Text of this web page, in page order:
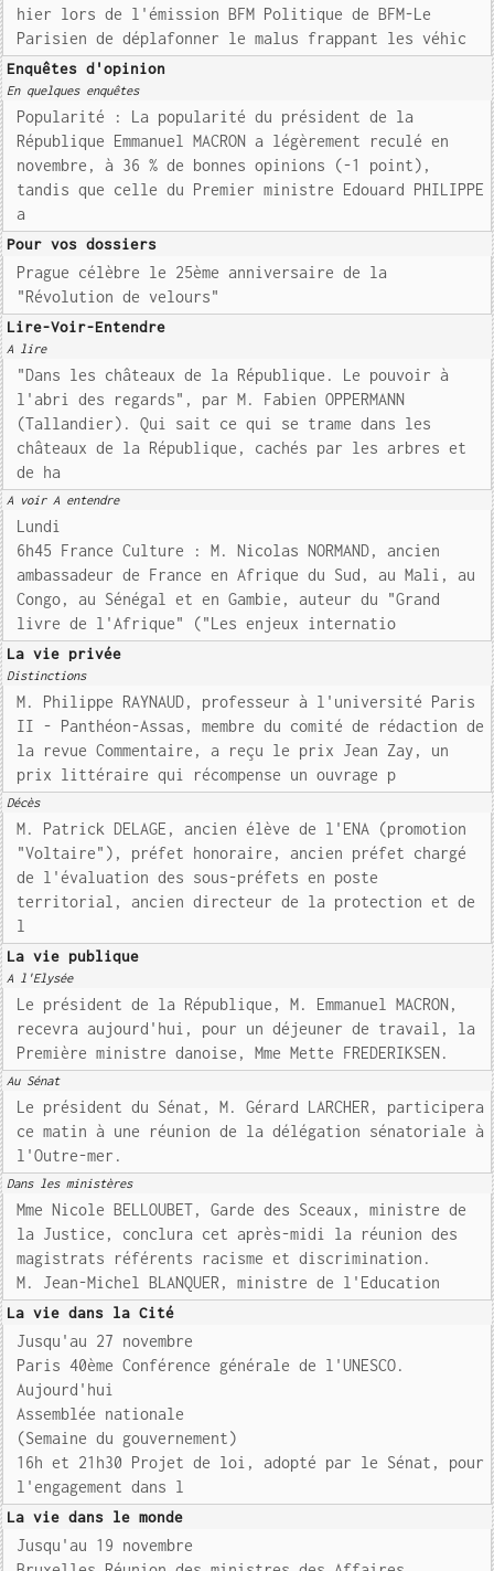
hier lors de l'émission BFM Politique de BFM-Le
Parisien de déplafonner le malus frappant les véhic
Enquêtes d'opinion
En quelques enquêtes
Popularité : La popularité du président de la
République Emmanuel MACRON a légèrement reculé en
novembre, à 36 % de bonnes opinions (-1 point),
tandis que celle du Premier ministre Edouard PHILIPPE
a
Pour vos dossiers
Prague célèbre le 25ème anniversaire de la
"Révolution de velours"
Lire-Voir-Entendre
A lire
"Dans les châteaux de la République. Le pouvoir à
l'abri des regards", par M. Fabien OPPERMANN
(Tallandier). Qui sait ce qui se trame dans les
châteaux de la République, cachés par les arbres et
de ha
A voir A entendre
Lundi
6h45 France Culture : M. Nicolas NORMAND, ancien
ambassadeur de France en Afrique du Sud, au Mali, au
Congo, au Sénégal et en Gambie, auteur du "Grand
livre de l'Afrique" ("Les enjeux internatio
La vie privée
Distinctions
M. Philippe RAYNAUD, professeur à l'université Paris
II - Panthéon-Assas, membre du comité de rédaction de
la revue Commentaire, a reçu le prix Jean Zay, un
prix littéraire qui récompense un ouvrage p
Décès
M. Patrick DELAGE, ancien élève de l'ENA (promotion
"Voltaire"), préfet honoraire, ancien préfet chargé
de l'évaluation des sous-préfets en poste
territorial, ancien directeur de la protection et de
l
La vie publique
A l'Elysée
Le président de la République, M. Emmanuel MACRON,
recevra aujourd'hui, pour un déjeuner de travail, la
Première ministre danoise, Mme Mette FREDERIKSEN.
Au Sénat
Le président du Sénat, M. Gérard LARCHER, participera
ce matin à une réunion de la délégation sénatoriale à
l'Outre-mer.
Dans les ministères
Mme Nicole BELLOUBET, Garde des Sceaux, ministre de
la Justice, conclura cet après-midi la réunion des
magistrats référents racisme et discrimination.
M. Jean-Michel BLANQUER, ministre de l'Education
La vie dans la Cité
Jusqu'au 27 novembre
Paris 40ème Conférence générale de l'UNESCO.
Aujourd'hui
Assemblée nationale
(Semaine du gouvernement)
16h et 21h30 Projet de loi, adopté par le Sénat, pour
l'engagement dans l
La vie dans le monde
Jusqu'au 19 novembre